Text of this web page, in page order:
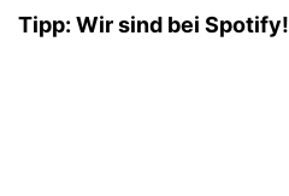
Tipp: Wir sind bei Spotify!